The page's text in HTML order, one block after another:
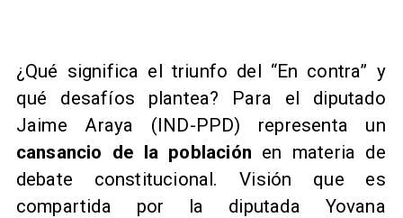
¿Qué significa el triunfo del “En contra” y
qué desafíos plantea? Para el diputado
Jaime Araya (IND-PPD) representa un
cansancio de la población en materia de
debate constitucional. Visión que es
compartida por la diputada Yovana